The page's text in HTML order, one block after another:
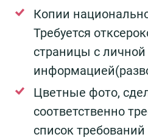
Копии
Требуется
страницы с личной
Цветные фото,
соответственно
список